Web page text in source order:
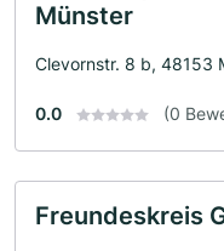
Münster
Clevornstr. 8 b, 48153
0.0 (0
Freundeskreis